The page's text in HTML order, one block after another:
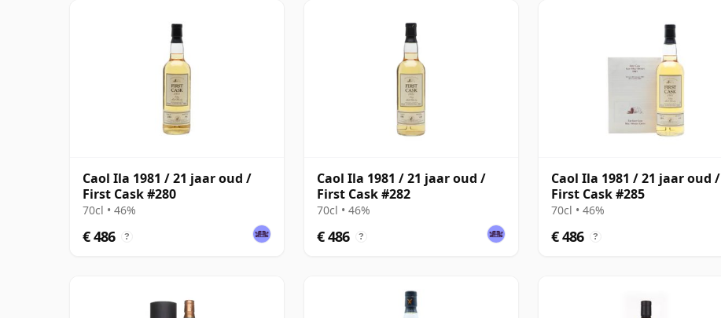
Caol Ila 1981 / 21 jaar oud /
First Cask #280
70cl • 46%
€ 486 ?
Caol Ila 1981 / 21 jaar oud /
First Cask #282
70cl • 46%
€ 486 ?
Caol Ila 1981 / 21 jaar oud /
First Cask #285
70cl • 46%
€ 486 ?